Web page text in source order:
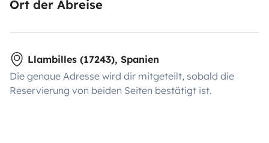
Ort der Abreise
Llambilles (17243), Spanien
Die genaue Adresse wird dir mitgeteilt, sobald die
Reservierung von beiden Seiten bestätigt ist.